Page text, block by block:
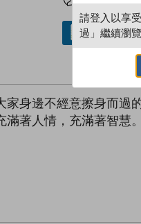
借閱實體
家身邊不經意擦身而
著人情，充滿著智
請登入以享
過」繼續瀏覽